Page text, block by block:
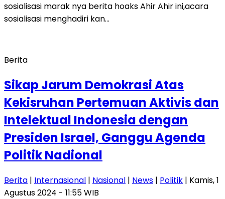
sosialisasi marak nya berita hoaks Ahir Ahir ini,acara
sosialisasi menghadiri kan…
Berita
Sikap Jarum Demokrasi Atas
Kekisruhan Pertemuan Aktivis dan
Intelektual Indonesia dengan
Presiden Israel, Ganggu Agenda
Politik Nadional
Berita | Internasional | Nasional | News | Politik | Kamis, 1
Agustus 2024 - 11:55 WIB